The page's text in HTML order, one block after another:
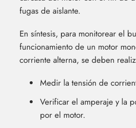
fugas de aislante.
En síntesis, para monitorear el
funcionamiento de un motor
corriente alterna, se deben
Medir la tensión de
Verificar el amperaje y la
por el motor.